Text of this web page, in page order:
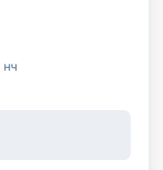
нч